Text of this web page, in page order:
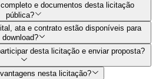
e documentos desta licitação
pública?
ata e contrato estão disponíveis para
download?
desta licitação e enviar proposta?
nesta licitação?